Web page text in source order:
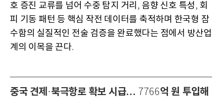
호 증진 교류를 넘어 수중 탐지 거리 , 음향 신호 특성, 회
피 기동 패턴 등 핵심 작전 데이터를 축적하며 한국형 잠
수함의 실질적인 전술 검증을 완료했다는 점에서 방산업
계의 이목을 끈다.
중국 견제 ·북극항로 확보 시급… 7766억 원 투입해